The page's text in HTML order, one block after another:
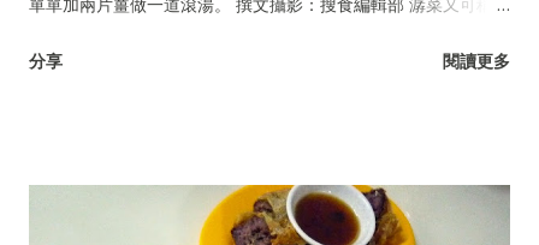
單單加兩片薑做一道滾湯。 撰文攝影：搜食編輯部 潺菜又可稱木
分享 閱讀更多